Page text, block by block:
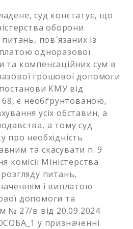
суд констатує, що
оборони
пов`язаних із
одноразової
та компенсаційних сум в
грошової допомоги
КМУ від
є необґрунтованою,
усіх обставин, а
а тому суд
про необхідність
та скасувати п. 9
комісії Міністерства
питань,
і виплатою
допомоги та
№ 27/в від 20.09.2024
у призначенні